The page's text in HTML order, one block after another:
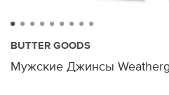
BUTTER GOODS
Мужские Джинсы